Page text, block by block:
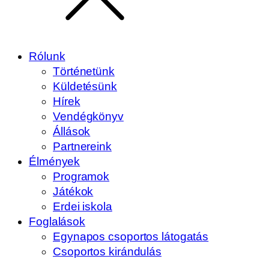
Rólunk
Történetünk
Küldetésünk
Hírek
Vendégkönyv
Állások
Partnereink
Élmények
Programok
Játékok
Erdei iskola
Foglalások
Egynapos csoportos látogatás
Csoportos kirándulás